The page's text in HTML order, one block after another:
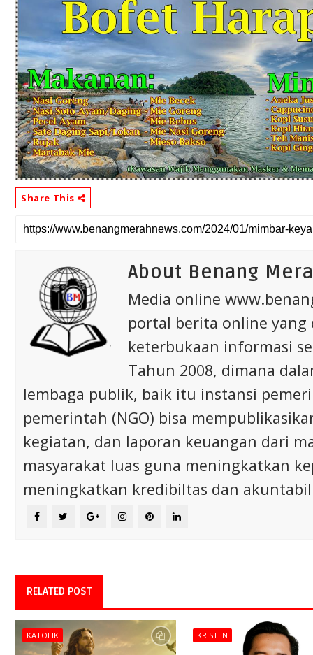
Share This
About Benang
Media online
portal berita online
keterbukaan informasi
Tahun 2008, dimana
lembaga publik, baik itu instansi
pemerintah (NGO) bisa
kegiatan, dan laporan keuangan dari
masyarakat luas guna meningkatkan
meningkatkan kredibiltas dan
RELATED POST
KATOLIK KRISTEN